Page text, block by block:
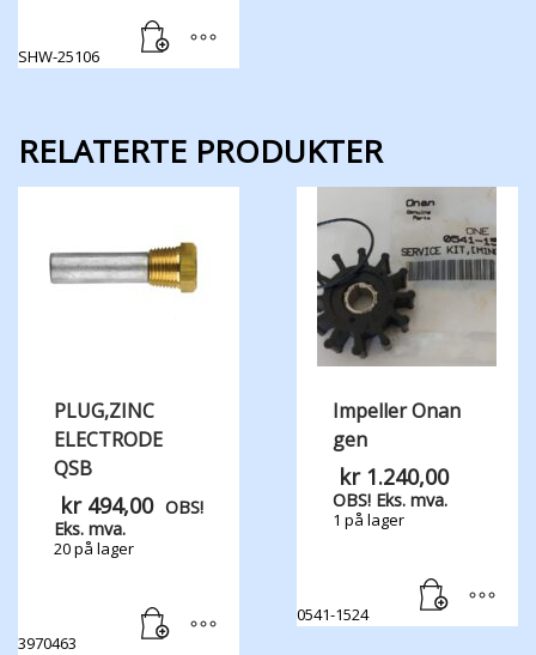
SHW-25106
RELATERTE PRODUKTER
PLUG,ZINC
ELECTRODE
QSB
kr494,00 OBS!
Eks. mva.
20 på lager
3970463
Impeller Onan
gen
kr1.240,00
OBS! Eks. mva.
1 på lager
0541-1524